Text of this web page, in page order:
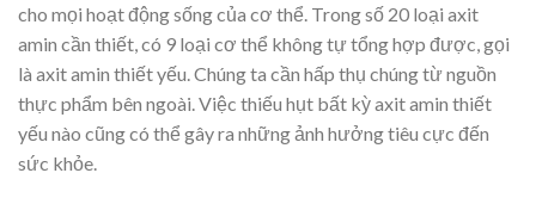
cho mọi hoạt động sống của cơ thể. Trong số 20 loại axit
amin cần thiết, có 9 loại cơ thể không tự tổng hợp được, gọi
là axit amin thiết yếu. Chúng ta cần hấp thụ chúng từ nguồn
thực phẩm bên ngoài. Việc thiếu hụt bất kỳ axit amin thiết
yếu nào cũng có thể gây ra những ảnh hưởng tiêu cực đến
sức khỏe.